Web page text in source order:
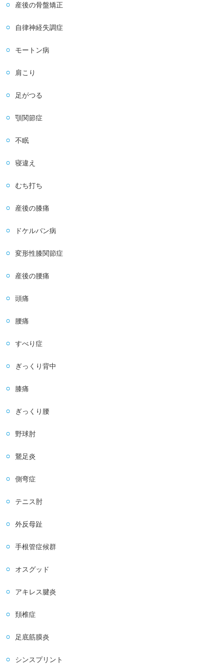
産後の骨盤矯正
自律神経失調症
モートン病
肩こり
足がつる
顎関節症
不眠
寝違え
むち打ち
産後の膝痛
ドケルバン病
変形性膝関節症
産後の腰痛
頭痛
腰痛
すべり症
ぎっくり背中
膝痛
ぎっくり腰
野球肘
鵞足炎
側弯症
テニス肘
外反母趾
手根管症候群
オスグッド
アキレス腱炎
頚椎症
足底筋膜炎
シンスプリント